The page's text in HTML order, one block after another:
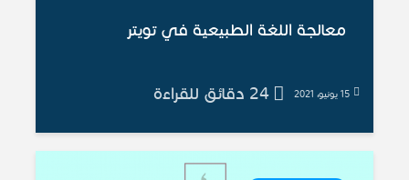
معالجة اللغة الطبيعية في تويتر
15 يونيو، 2021 24 دقائق للقراءة